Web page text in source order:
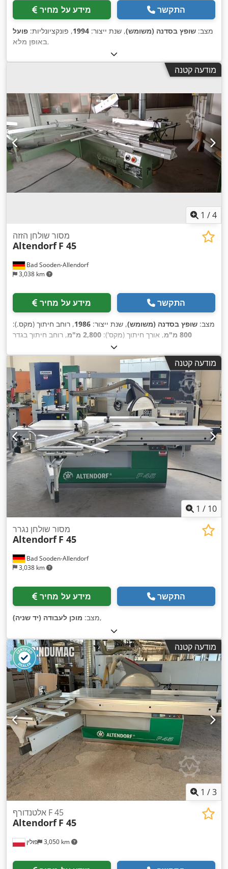
מידע על מחיר התקשר
מצב: שופץ בסדנה (משומש), שנת ייצור: 1994, פונקציונליות: פועל
באופן מלא,
מודעה קטנה
1 /4
Bad Sooden-Allendorf
3,038 km
מסור שולחן הזזה
Altendorf F 45
מידע על מחיר התקשר
מצב: שופץ בסדנה (משומש), שנת ייצור: 1986, רוחב חיתוך (מקס.):
800 מ"מ
, אורך חיתוך (מקס'): 2,800 מ"מ
, רוחב חיתוך בגדר
800 מ"מ
מודעה קטנה
1 / 10
Bad Sooden-Allendorf
3,038 km
מסור שולחן נגרר
Altendorf F 45
מידע על מחיר התקשר
מצב: מוכן לעבודה (יד שניה) ,
מודעה קטנה
1 /3
פולין 3,050 km
אלטנדורף F 45
Altendorf F 45